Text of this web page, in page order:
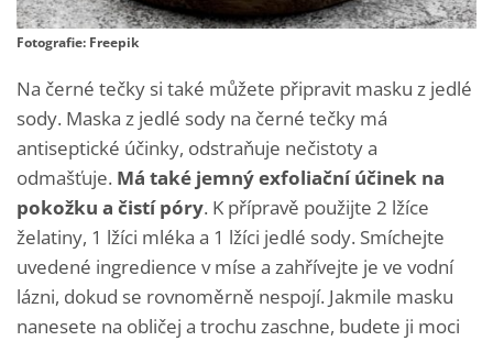
Fotografie: Freepik
Na černé tečky si také můžete připravit masku z jedlé
sody. Maska z jedlé sody na černé tečky má
antiseptické účinky, odstraňuje nečistoty a
odmašťuje. Má také jemný exfoliační účinek na
pokožku a čistí póry. K přípravě použijte 2 lžíce
želatiny, 1 lžíci mléka a 1 lžíci jedlé sody. Smíchejte
uvedené ingredience v míse a zahřívejte je ve vodní
lázni, dokud se rovnoměrně nespojí. Jakmile masku
nanesete na obličej a trochu zaschne, budete ji moci